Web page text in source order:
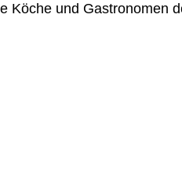
Köche und Gastronomen